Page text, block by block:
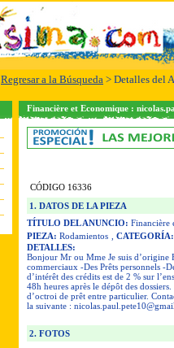
Regresar a la Búsqueda > Detalles del
Financière et Economique :
CÓDIGO 16336
1. DATOS DE LA PIEZA
TÍTULO DEL ANUNCIO: Financière
PIEZA: Rodamientos CATEGORÍA:
DETALLES:
Bonjour Mr ou Mme Je suis d’origine
commerciaux -Des Prêts personnels -
d’intérêt des crédits est de 2 % sur
48h heures après le dépôt des
d’octroi de prêt entre particulier.
la suivante :
2. FOTOS